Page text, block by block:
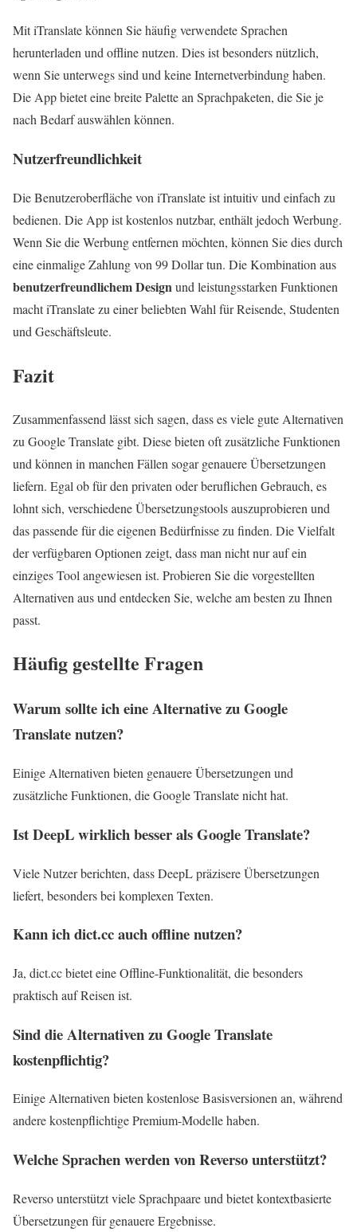
Mit iTranslate können Sie häufig verwendete Sprachen
herunterladen und offline nutzen. Dies ist besonders nützlich,
wenn Sie unterwegs sind und keine Internetverbindung haben.
Die App bietet eine breite Palette an Sprachpaketen, die Sie je
nach Bedarf auswählen können.
Nutzerfreundlichkeit
Die Benutzeroberfläche von iTranslate ist intuitiv und einfach zu
bedienen. Die App ist kostenlos nutzbar, enthält jedoch Werbung.
Wenn Sie die Werbung entfernen möchten, können Sie dies durch
eine einmalige Zahlung von 99 Dollar tun. Die Kombination aus
benutzerfreundlichem Designund leistungsstarken Funktionen
macht iTranslate zu einer beliebten Wahl für Reisende, Studenten
und Geschäftsleute.
Fazit
Zusammenfassend lässt sich sagen, dass es viele gute Alternativen
zu Google Translate gibt. Diese bieten oft zusätzliche Funktionen
und können in manchen Fällen sogar genauere Übersetzungen
liefern. Egal ob für den privaten oder beruflichen Gebrauch, es
lohnt sich, verschiedene Übersetzungstools auszuprobieren und
das passende für die eigenen Bedürfnisse zu finden. Die Vielfalt
der verfügbaren Optionen zeigt, dass man nicht nur auf ein
einziges Tool angewiesen ist. Probieren Sie die vorgestellten
Alternativen aus und entdecken Sie, welche am besten zu Ihnen
passt.
Häufig gestellte Fragen
Warum sollte ich eine Alternative zu Google
Translate nutzen?
Einige Alternativen bieten genauere Übersetzungen und
zusätzliche Funktionen, die Google Translate nicht hat.
Ist DeepL wirklich besser als Google Translate?
Viele Nutzer berichten, dass DeepL präzisere Übersetzungen
liefert, besonders bei komplexen Texten.
Kann ich dict.cc auch offline nutzen?
Ja, dict.cc bietet eine Offline-Funktionalität, die besonders
praktisch auf Reisen ist.
Sind die Alternativen zu Google Translate
kostenpflichtig?
Einige Alternativen bieten kostenlose Basisversionen an, während
andere kostenpflichtige Premium-Modelle haben.
Welche Sprachen werden von Reverso unterstützt?
Reverso unterstützt viele Sprachpaare und bietet kontextbasierte
Übersetzungen für genauere Ergebnisse.